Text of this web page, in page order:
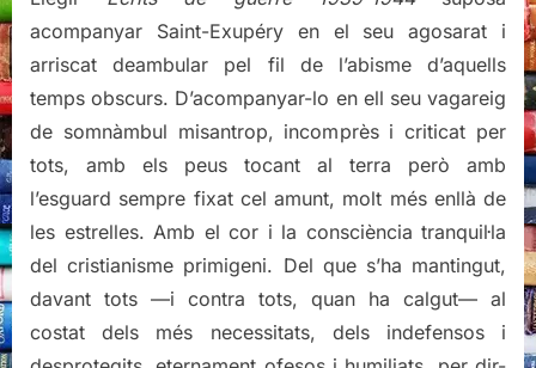
acompanyar Saint-Exupéry en el seu agosarat i
arriscat deambular pel fil de l’abisme d’aquells
temps obscurs. D’acompanyar-lo en ell seu vagareig
de somnàmbul misantrop, incomprès i criticat per
tots, amb els peus tocant al terra però amb
l’esguard sempre fixat cel amunt, molt més enllà de
les estrelles. Amb el cor i la consciència tranquil·la
del cristianisme primigeni. Del que s’ha mantingut,
davant tots —i contra tots, quan ha calgut— al
costat dels més necessitats, dels indefensos i